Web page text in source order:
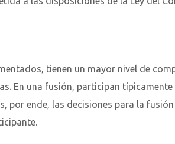
tienen un mayor nivel de
En una fusión, participan
por ende, las decisiones para la